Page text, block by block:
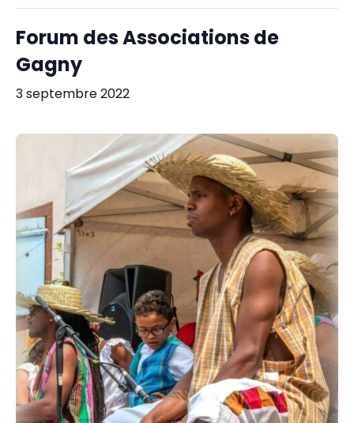
Forum des Associations de
Gagny
3 septembre 2022